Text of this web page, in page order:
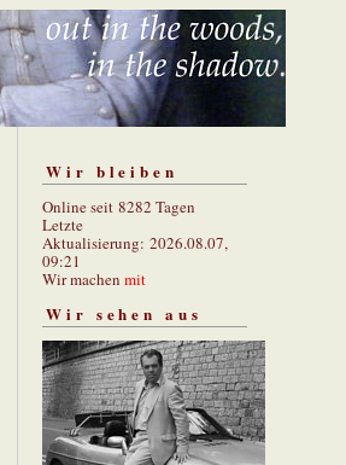
Wir bleiben
Online seit 8282 Tagen
Letzte
Aktualisierung: 2026.08.07,
09:21
Wir machen mit
Wir sehen aus